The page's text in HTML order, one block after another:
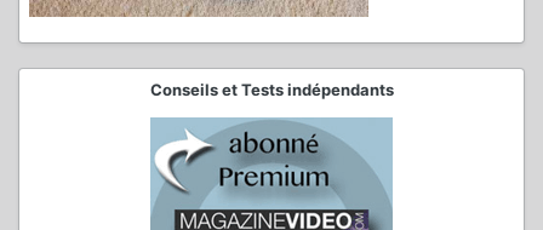
Conseils et Tests indépendants